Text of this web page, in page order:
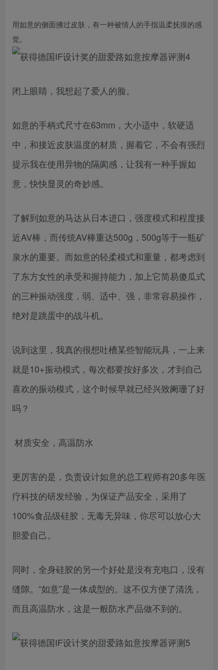
用如意的侧面拂过皮肤，有一种被情人的手指温柔抚摸的感
觉。
闭上眼睛，我想起了爱人的脸。
如意的手柄式尺寸在63mm，大小适中，软硬适
中，和接近皮肤温度的材质，握着它，不会有强烈
提示我在使用异物的隔阂感，让我有一种手握如
意，快快显灵的奇妙感。
了解到如意的马达从日本进口，强度模式和程度接
近AV棒，而传统AV棒重达500g，500g等于一瓶矿
泉水的重要。而如意的轻柔模式和重量，都考虑到
了东方女性的承受和握持能力，加上它简易傻瓜式
的三种振动强度，弱、适中、强，非常容易操作，
绝对是跳蛋中的战斗机。
说到这里，我真的很想吐槽某些智能玩具，一上来
就是10+振动模式，每次都要按好多次，才到自己
喜欢的振动模式，这个时候早就已经兴致阑珊了好
吗？
材质安全，高温防水
更厉害的是，负责设计如意的总工程师有20多年医
疗科技的研发经验，为保证产品安全，采用了
100%食品级硅胶，无毒无异味，你尽可以放心大
胆爱自己。
同时，全身硅胶的另一个好处是没有充电口，没有
缝隙。“如意”是一体成型的。这不仅方便了清洗，
而且高温防水，这是一般防水产品做不到的。